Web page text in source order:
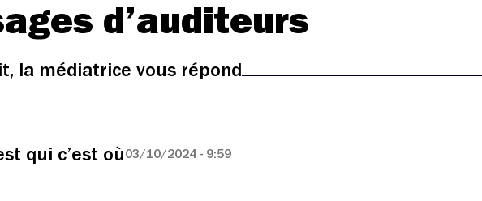
d’auditeurs
la médiatrice vous répond
qui c’est où03/10/2024 - 9:59